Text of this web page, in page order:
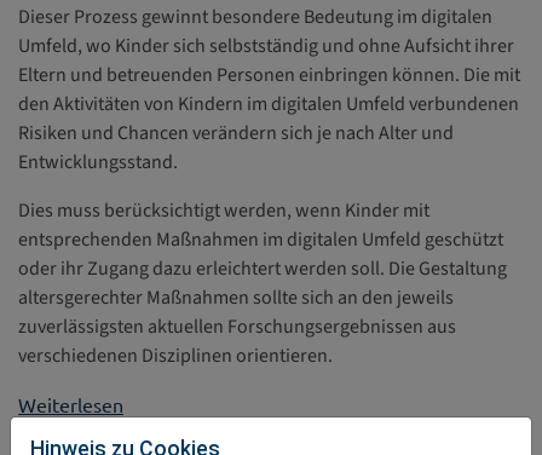
Dieser Prozess gewinnt besondere Bedeutung im digitalen
Umfeld, wo Kinder sich selbstständig und ohne Aufsicht ihrer
Eltern und betreuenden Personen einbringen können. Die mit
den Aktivitäten von Kindern im digitalen Umfeld verbundenen
Risiken und Chancen verändern sich je nach Alter und
Entwicklungsstand.
Dies muss berücksichtigt werden, wenn Kinder mit
entsprechenden Maßnahmen im digitalen Umfeld geschützt
oder ihr Zugang dazu erleichtert werden soll. Die Gestaltung
altersgerechter Maßnahmen sollte sich an den jeweils
zuverlässigsten aktuellen Forschungsergebnissen aus
verschiedenen Disziplinen orientieren.
Weiterlesen
Hinweis zu Cookies